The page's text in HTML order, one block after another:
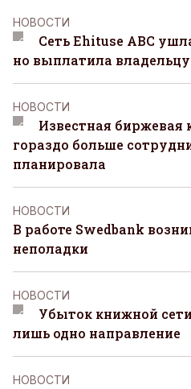
НОВОСТИ
Сеть Ehituse ABC
но выплатила
НОВОСТИ
Известная биржевая
гораздо больше
планировала
НОВОСТИ
В работе Swedbank
неполадки
НОВОСТИ
Убыток книжной
лишь одно направление
НОВОСТИ